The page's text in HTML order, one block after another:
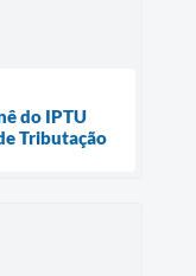
do IPTU
Tributação